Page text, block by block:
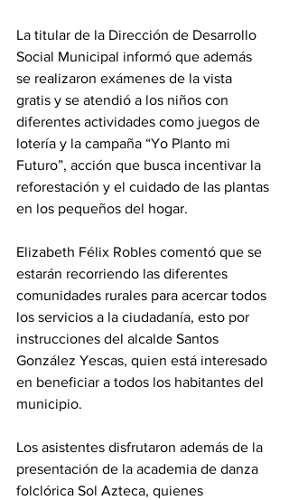
La titular de la Dirección de Desarrollo
Social Municipal informó que además
se realizaron exámenes de la vista
gratis y se atendió a los niños con
diferentes actividades como juegos de
lotería y la campaña “Yo Planto mi
Futuro”, acción que busca incentivar la
reforestación y el cuidado de las plantas
en los pequeños del hogar.
Elizabeth Félix Robles comentó que se
estarán recorriendo las diferentes
comunidades rurales para acercar todos
los servicios a la ciudadanía, esto por
instrucciones del alcalde Santos
González Yescas, quien está interesado
en beneficiar a todos los habitantes del
municipio.
Los asistentes disfrutaron además de la
presentación de la academia de danza
folclórica Sol Azteca, quienes